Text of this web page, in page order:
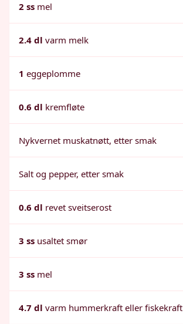
2 ss mel
2.4 dl varm melk
1 eggeplomme
0.6 dl kremfløte
Nykvernet muskatnøtt, etter smak
Salt og pepper, etter smak
0.6 dl revet sveitserost
3 ss usaltet smør
3 ss mel
4.7 dl varm hummerkraft eller fiskekraft